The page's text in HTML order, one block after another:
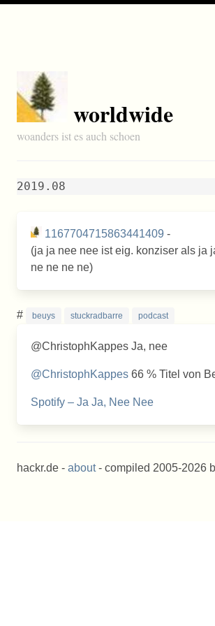
worldwide
woanders ist es auch schoen
2019.08
1167704715863441409 -
(ja ja nee nee ist eig. konziser als ja
ne ne ne ne)
# beuys stuckradbarre podcast
@ChristophKappes Ja, nee
@ChristophKappes 66 % Titel von
Spotify – Ja Ja, Nee Nee
hackr.de - about- compiled 2005-2026